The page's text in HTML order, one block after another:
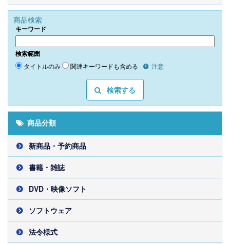
商品検索
キーワード
検索範囲
タイトルのみ 関連キーワードも含める 注意
検索する
商品分類
新商品・予約商品
書籍・雑誌
DVD・映像ソフト
ソフトウェア
法令様式